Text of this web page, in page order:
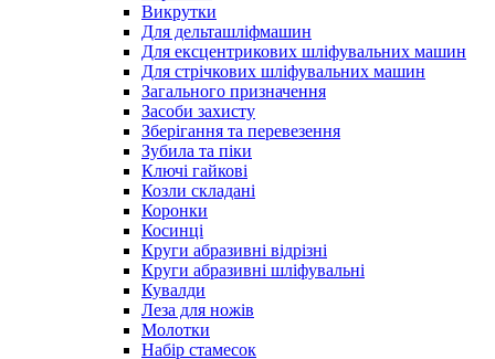
Викрутки
Для дельташліфмашин
Для ексцентрикових шліфувальних машин
Для стрічкових шліфувальних машин
Загального призначення
Засоби захисту
Зберігання та перевезення
Зубила та піки
Ключі гайкові
Козли складані
Коронки
Косинці
Круги абразивні відрізні
Круги абразивні шліфувальні
Кувалди
Леза для ножів
Молотки
Набір стамесок